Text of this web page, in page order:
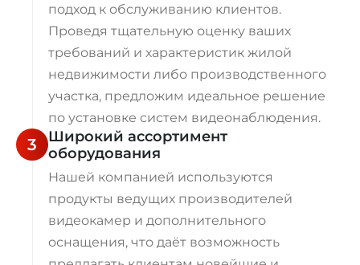
подход к обслуживанию клиентов.
Проведя тщательную оценку ваших
требований и характеристик жилой
недвижимости либо производственного
участка, предложим идеальное решение
по установке систем видеонаблюдения.
3
Широкий ассортимент
оборудования
Нашей компанией используются
продукты ведущих производителей
видеокамер и дополнительного
оснащения, что даёт возможность